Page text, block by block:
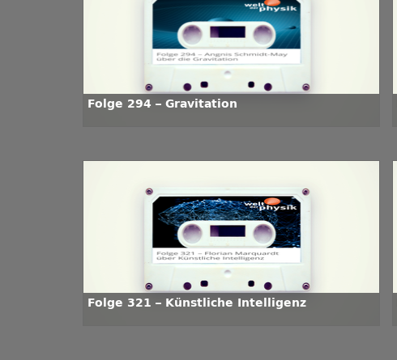
Folge 294 – Gravitation
Folge 321 – Künstliche Intelligenz